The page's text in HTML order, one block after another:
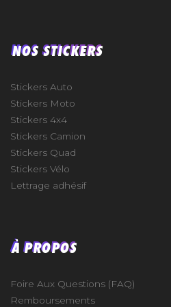
NOS STICKERS
Stickers Auto
Stickers Moto
Stickers 4x4
Stickers Camion
Stickers Quad
Stickers Vélo
Lettrage adhésif
À PROPOS
Foire Aux Questions (FAQ)
Remboursements